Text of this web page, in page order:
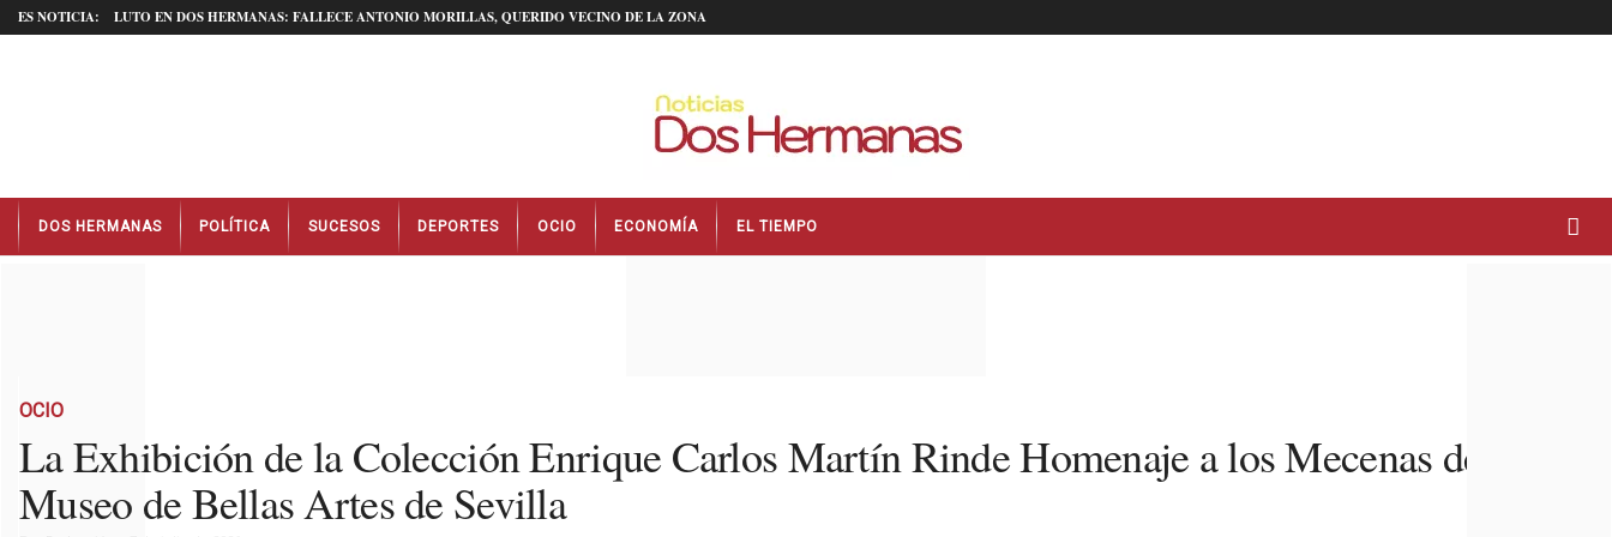
ES NOTICIA: LUTO EN DOS HERMANAS: FALLECE ANTONIO MORILLAS, QUERIDO VECINO DE LA ZONA
t
DOS HERMANAS POLÍTICA SUCESOS DEPORTES OCIO ECONOMÍA EL TIEMPO
OCIO
La Exhibición de la Colección Enrique Carlos Martín Rinde Homenaje a los Mecenas del
Museo de Bellas Artes de Sevilla